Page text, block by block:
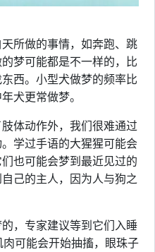
所做的事情，如奔跑、跳
梦可能都是不一样的，比
西。小型犬做梦的频率比
犬更常做梦。
体动作外，我们很难通过
学过手语的大猩猩可能会
也可能会梦到最近见过的
己的主人，因为人与狗之
，专家建议等到它们入睡
可能会开始抽搐，眼珠子